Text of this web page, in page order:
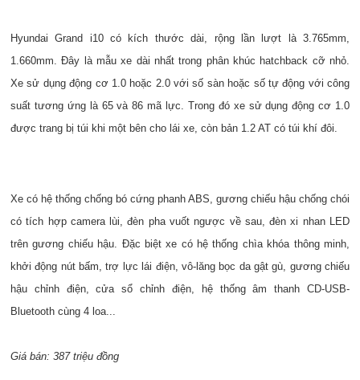
Hyundai Grand i10 có kích thước dài, rộng lần lượt là 3.765mm,
1.660mm. Đây là mẫu xe dài nhất trong phân khúc hatchback cỡ nhỏ.
Xe sử dụng động cơ 1.0 hoặc 2.0 với số sàn hoặc số tự động với công
suất tương ứng là 65 và 86 mã lực. Trong đó xe sử dụng động cơ 1.0
được trang bị túi khi một bên cho lái xe, còn bản 1.2 AT có túi khí đôi.
Xe có hệ thống chống bó cứng phanh ABS, gương chiếu hậu chống chói
có tích hợp camera lùi, đèn pha vuốt ngược về sau, đèn xi nhan LED
trên gương chiếu hậu. Đặc biệt xe có hệ thống chìa khóa thông minh,
khởi động nút bấm, trợ lực lái điện, vô-lăng bọc da gật gù, gương chiếu
hậu chỉnh điện, cửa sổ chỉnh điện, hệ thống âm thanh CD-USB-
Bluetooth cùng 4 loa...
Giá bán: 387 triệu đồng